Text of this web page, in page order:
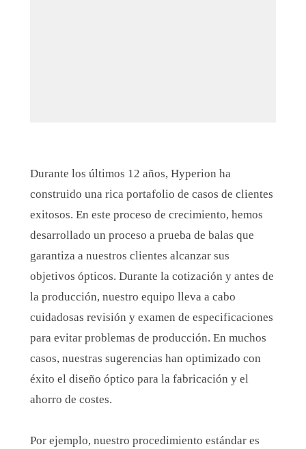
Durante los últimos 12 años, Hyperion ha
construido una rica portafolio de casos de clientes
exitosos. En este proceso de crecimiento, hemos
desarrollado un proceso a prueba de balas que
garantiza a nuestros clientes alcanzar sus
objetivos ópticos.Durante la cotización y antes de
la producción, nuestro equipo lleva a cabo
cuidadosas revisión y examen de especificaciones
para evitar problemas de producción. En muchos
casos, nuestras sugerencias han optimizado con
éxito el diseño óptico para la fabricación y el
ahorro de costes.
Por ejemplo, nuestro procedimiento estándar es